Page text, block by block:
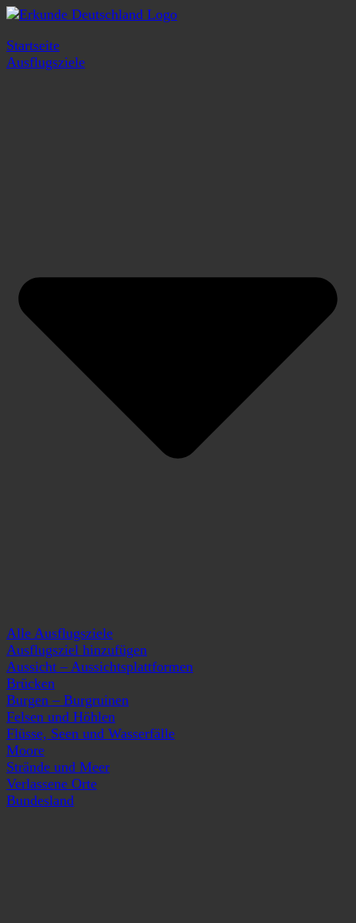
Startseite
Ausflugsziele
Alle Ausflugsziele
Ausflugsziel hinzufügen
Aussicht – Aussichtsplattformen
Brücken
Burgen – Burgruinen
Felsen und Höhlen
Flüsse, Seen und Wasserfälle
Moore
Strände und Meer
Verlassene Orte
Bundesland